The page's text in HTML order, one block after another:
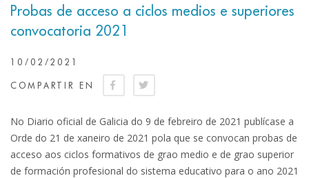
Probas de acceso a ciclos medios e superiores
convocatoria 2021
10/02/2021
COMPARTIR EN
No Diario oficial de Galicia do 9 de febreiro de 2021 publícase a
Orde do 21 de xaneiro de 2021 pola que se convocan probas de
acceso aos ciclos formativos de grao medio e de grao superior
de formación profesional do sistema educativo para o ano 2021